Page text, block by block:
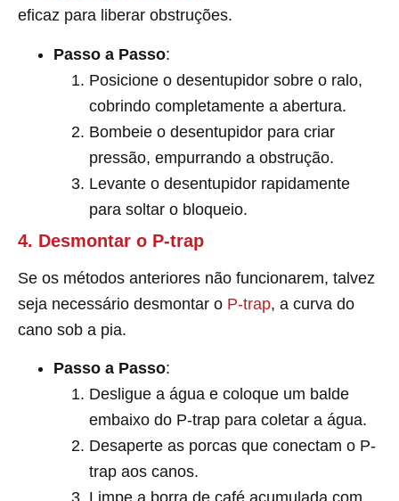
eficaz para liberar obstruções.
Passo a Passo:
Posicione o desentupidor sobre o ralo,
cobrindo completamente a abertura.
Bombeie o desentupidor para criar
pressão, empurrando a obstrução.
Levante o desentupidor rapidamente
para soltar o bloqueio.
4. Desmontar o P-trap
Se os métodos anteriores não funcionarem, talvez
seja necessário desmontar o P-trap, a curva do
cano sob a pia.
Passo a Passo:
Desligue a água e coloque um balde
embaixo do P-trap para coletar a água.
Desaperte as porcas que conectam o P-
trap aos canos.